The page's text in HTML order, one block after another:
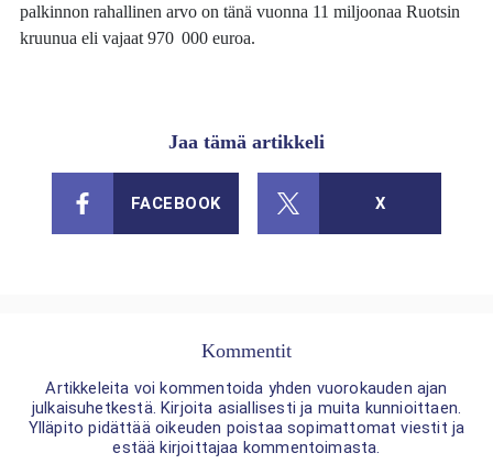
palkinnon rahallinen arvo on tänä vuonna 11 miljoonaa Ruotsin
kruunua eli vajaat 970 000 euroa.
Jaa tämä artikkeli
FACEBOOK X
Kommentit
Artikkeleita voi kommentoida yhden vuorokauden ajan
julkaisuhetkestä. Kirjoita asiallisesti ja muita kunnioittaen.
Ylläpito pidättää oikeuden poistaa sopimattomat viestit ja
estää kirjoittajaa kommentoimasta.